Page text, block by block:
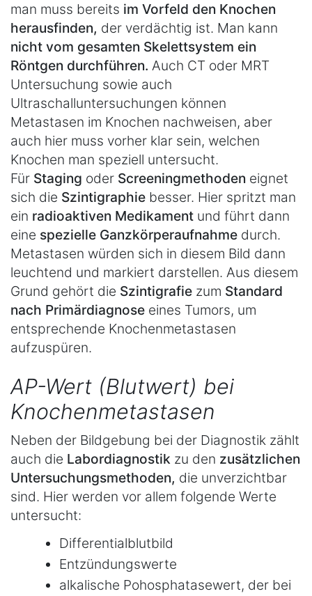
man muss bereits im Vorfeld den Knochen
herausfinden, der verdächtig ist. Man kann
nicht vom gesamten Skelettsystem ein
Röntgen durchführen. Auch CT oder MRT
Untersuchung sowie auch
Ultraschalluntersuchungen können
Metastasen im Knochen nachweisen, aber
auch hier muss vorher klar sein, welchen
Knochen man speziell untersucht.
Für Staging oder Screeningmethoden eignet
sich die Szintigraphie besser. Hier spritzt man
ein radioaktiven Medikament und führt dann
eine spezielle Ganzkörperaufnahme durch.
Metastasen würden sich in diesem Bild dann
leuchtend und markiert darstellen. Aus diesem
Grund gehört die Szintigrafie zum Standard
nach Primärdiagnose eines Tumors, um
entsprechende Knochenmetastasen
aufzuspüren.
AP-Wert (Blutwert) bei
Knochenmetastasen
Neben der Bildgebung bei der Diagnostik zählt
auch die Labordiagnostik zu den zusätzlichen
Untersuchungsmethoden, die unverzichtbar
sind. Hier werden vor allem folgende Werte
untersucht:
Differentialblutbild
Entzündungswerte
alkalische Pohosphatasewert, der bei